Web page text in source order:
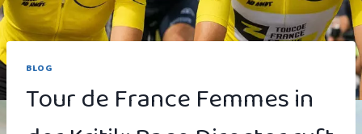
BLOG
Tour de France Femmes in